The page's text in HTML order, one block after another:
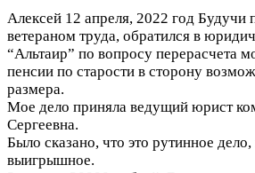
Алексей 12 апреля, 2022 год Будучи
ветераном труда, обратился в
“Альтаир” по вопросу перерасчета
пенсии по старости в сторону
размера.
Мое дело приняла ведущий юрист
Сергеевна.
Было сказано, что это рутинное
выигрышное.